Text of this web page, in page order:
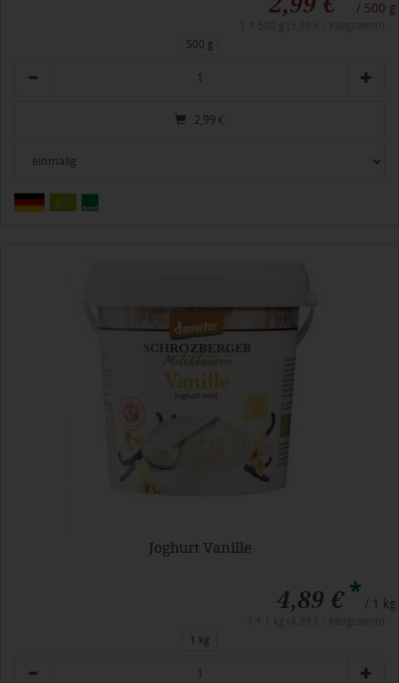
/ 500 g
500 g
2,99 €
Joghurt Vanille
4,89 €* / 1 kg
1 kg